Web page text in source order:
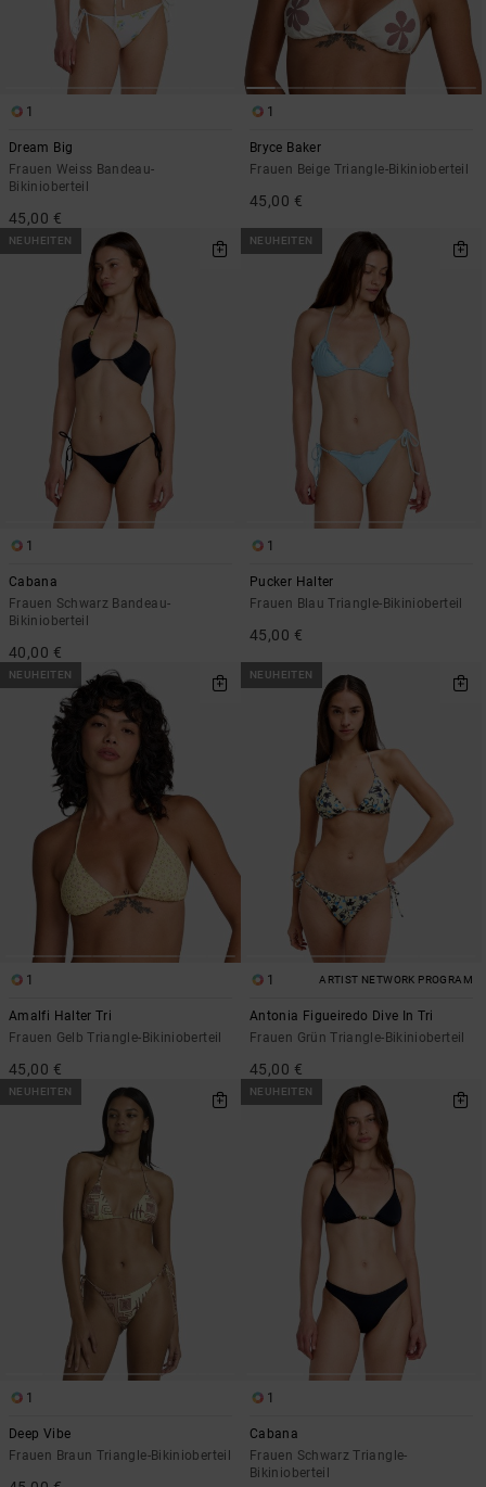
1
Dream Big
Frauen Weiss Bandeau-
Bikinioberteil
45,00 €
1
Bryce Baker
Frauen Beige Triangle-Bikinioberteil
45,00 €
NEUHEITEN
1
Cabana
Frauen Schwarz Bandeau-
Bikinioberteil
40,00 €
NEUHEITEN
1
Pucker Halter
Frauen Blau Triangle-Bikinioberteil
45,00 €
NEUHEITEN
1
Amalfi Halter Tri
Frauen Gelb Triangle-Bikinioberteil
45,00 €
NEUHEITEN
1 ARTIST NETWORK PROGRAM
Antonia Figueiredo Dive In Tri
Frauen Grün Triangle-Bikinioberteil
45,00 €
NEUHEITEN
1
Deep Vibe
Frauen Braun Triangle-Bikinioberteil
NEUHEITEN
1
Cabana
Frauen Schwarz Triangle-
Bikinioberteil